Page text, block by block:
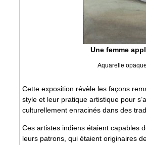
Une femme
Aquarelle
Cette exposition révèle les façons
style et leur pratique artistique pour
culturellement enracinés dans des
Ces artistes indiens étaient capables
leurs patrons, qui étaient originaires